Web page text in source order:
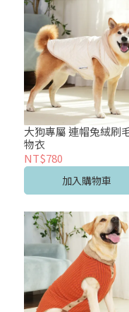
大狗專屬 連帽兔絨刷毛寵
物衣
NT$780
加入購物車